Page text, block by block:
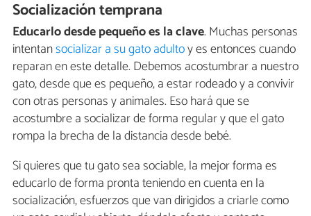
Socialización temprana
Educarlo desde pequeño es la clave. Muchas personas
intentansocializar a su gato adultoy es entonces cuando
reparan en este detalle. Debemos acostumbrar a nuestro
gato, desde que es pequeño, a estar rodeado y a convivir
con otras personas y animales. Eso hará que se
acostumbre a socializar de forma regular y que el gato
rompa la brecha de la distancia desde bebé.
Si quieres que tu gato sea sociable, la mejor forma es
educarlo de forma pronta teniendo en cuenta en la
socialización, esfuerzos que van dirigidos a criarle como